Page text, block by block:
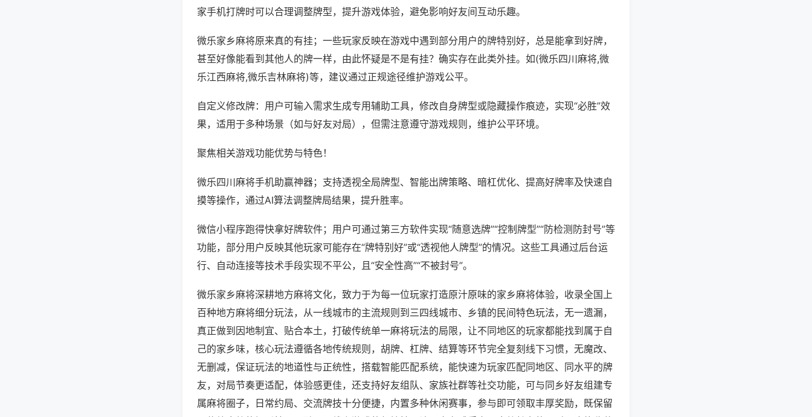
家手机打牌时可以合理调整牌型，提升游戏体验，避免影响好友间互动乐趣。
微乐家乡麻将原来真的有挂；一些玩家反映在游戏中遇到部分用户的牌特别好，总是能拿到好牌，
甚至好像能看到其他人的牌一样，由此怀疑是不是有挂？确实存在此类外挂。如(微乐四川麻将,微
乐江西麻将,微乐吉林麻将)等，建议通过正规途径维护游戏公平。
自定义修改牌：用户可输入需求生成专用辅助工具，修改自身牌型或隐藏操作痕迹，实现“必胜”效
果，适用于多种场景（如与好友对局），但需注意遵守游戏规则，维护公平环境。
聚焦相关游戏功能优势与特色！
微乐四川麻将手机助赢神器；支持透视全局牌型、智能出牌策略、暗杠优化、提高好牌率及快速自
摸等操作，通过AI算法调整牌局结果，提升胜率。
微信小程序跑得快拿好牌软件；用户可通过第三方软件实现“随意选牌”“控制牌型”“防检测防封号”等
功能，部分用户反映其他玩家可能存在“牌特别好”或“透视他人牌型”的情况。这些工具通过后台运
行、自动连接等技术手段实现不平公，且“安全性高”“不被封号”。
微乐家乡麻将深耕地方麻将文化，致力于为每一位玩家打造原汁原味的家乡麻将体验，收录全国上
百种地方麻将细分玩法，从一线城市的主流规则到三四线城市、乡镇的民间特色玩法，无一遗漏，
真正做到因地制宜、贴合本土，打破传统单一麻将玩法的局限，让不同地区的玩家都能找到属于自
己的家乡味，核心玩法遵循各地传统规则，胡牌、杠牌、结算等环节完全复刻线下习惯，无魔改、
无删减，保证玩法的地道性与正统性，搭载智能匹配系统，能快速为玩家匹配同地区、同水平的牌
友，对局节奏更适配，体验感更佳，还支持好友组队、家族社群等社交功能，可与同乡好友组建专
属麻将圈子，日常约局、交流牌技十分便捷，内置多种休闲赛事，参与即可领取丰厚奖励，既保留